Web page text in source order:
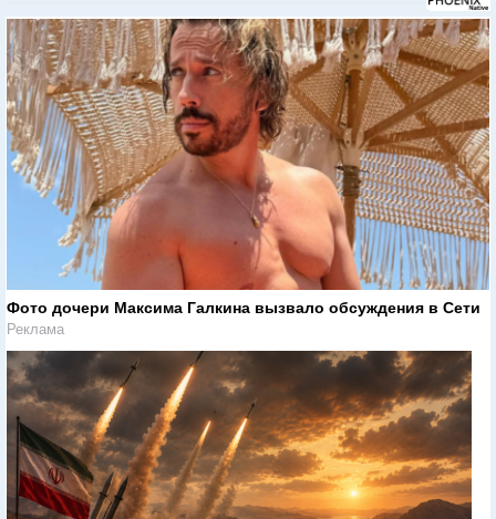
Фото дочери Максима Галкина вызвало обсуждения в Сети
Реклама